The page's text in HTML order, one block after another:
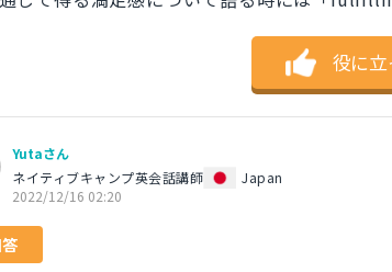
役に
Yutaさん
ネイティブキャンプ英会話講師
Japan
2022/12/16 02:20